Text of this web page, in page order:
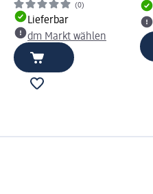
(0)
Lieferbar
dm Markt wählen